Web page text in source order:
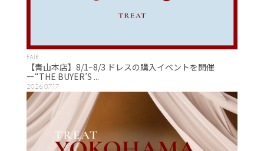
FAIR
【青山本店】8/1~8/3 ドレスの購入イベントを開催
ー“THE BUYER’S ...
2026.07.17